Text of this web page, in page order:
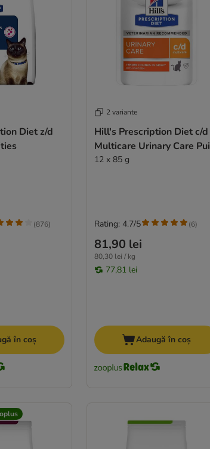
Diet z/d
(876)
în coș
2 variante
Hill's Prescription Diet c/d
Multicare Urinary Care Pui
12 x 85 g
81,90 lei
80,30 lei / kg
77,81 lei
Rating: 4.7/5 (6)
Adaugă în coș